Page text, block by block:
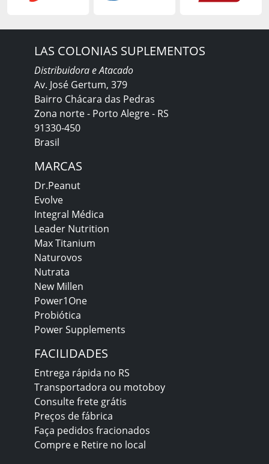
LAS COLONIAS SUPLEMENTOS
Distribuidora e Atacado
Av. José Gertum, 379
Bairro Chácara das Pedras
Zona norte - Porto Alegre - RS
91330-450
Brasil
MARCAS
Dr.Peanut
Evolve
Integral Médica
Leader Nutrition
Max Titanium
Naturovos
Nutrata
New Millen
Power1One
Probiótica
Power Supplements
FACILIDADES
Entrega rápida no RS
Transportadora ou motoboy
Consulte frete grátis
Preços de fábrica
Faça pedidos fracionados
Compre e Retire no local